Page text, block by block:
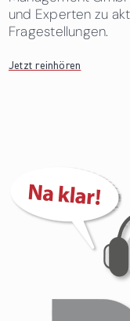
und Experten zu
Fragestellungen.
Jetzt reinhören